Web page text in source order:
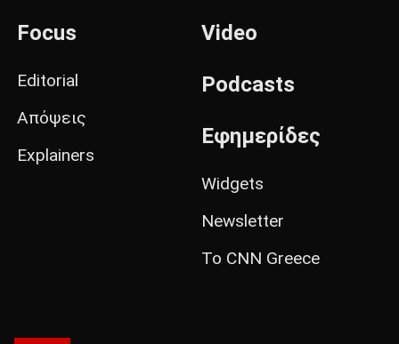
Focus
Editorial
Απόψεις
Explainers
Video
Podcasts
Εφημερίδες
Widgets
Newsletter
Το CNN Greece